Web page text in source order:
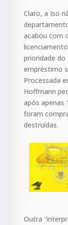
Claro, a Iso
acabou com
prioridade do
empréstimo
Processada
Hoffmann
após apenas
foram
destruídas.
Outra